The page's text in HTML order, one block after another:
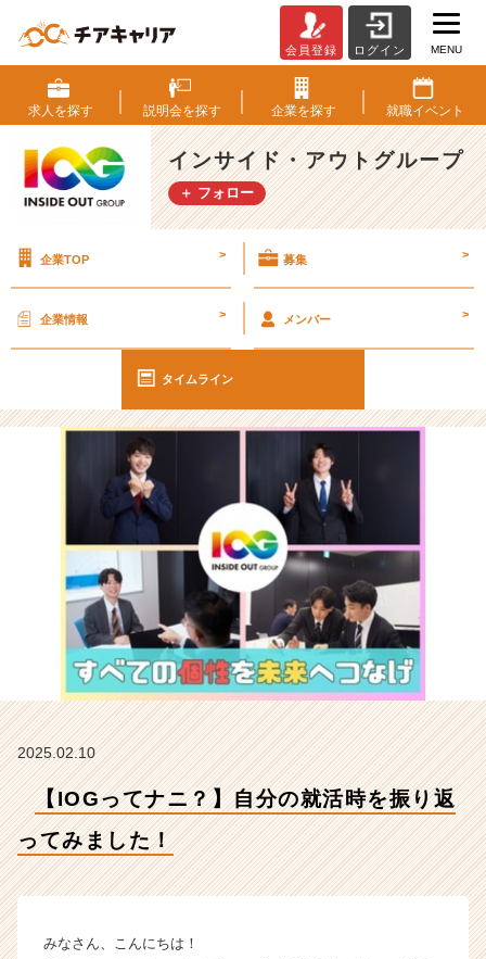
O
G
っ
て
ナ
ニ？】
就
を
振
返
た！
【イ
サ
イ
ド・
ア
ル
ー
ラ
会員登録 ログイン MENU
求人を探す 説明会を探す 企業を探す 就職イベント
インサイド・アウトグループ
＋ フォロー
企業TOP > 募集 >
企業情報 > メンバー >
タイムライン
2025.02.10
【IOGってナニ？】自分の就活時を振り返
ってみました！
みなさん、こんにちは！